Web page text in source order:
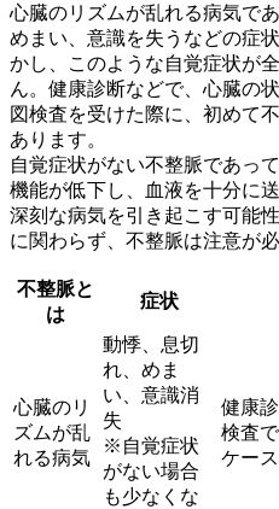
心臓のリズムが乱れる病気であ
めまい、意識を失うなどの症
かし、このような自覚症状が
ん。健康診断などで、心臓の
図検査を受けた際に、初めて
あります。
自覚症状がない不整脈であっ
機能が低下し、血液を十分に
深刻な病気を引き起こす可能性
に関わらず、不整脈は注意が
不整脈と
は
症状
心臓のリ
ズムが乱
れる病気
動悸、息切
れ、めま
い、意識消
失
※自覚症状
がない場合
も少なくな
健康
検査
ケー